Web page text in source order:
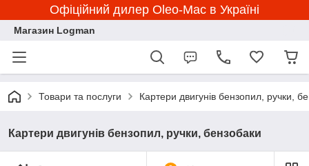
Офіційний дилер Oleo-Mac в Україні
Магазин Logman
Товари та послуги Картери двигунів бензопил, ручки,
Картери двигунів бензопил, ручки, бензобаки